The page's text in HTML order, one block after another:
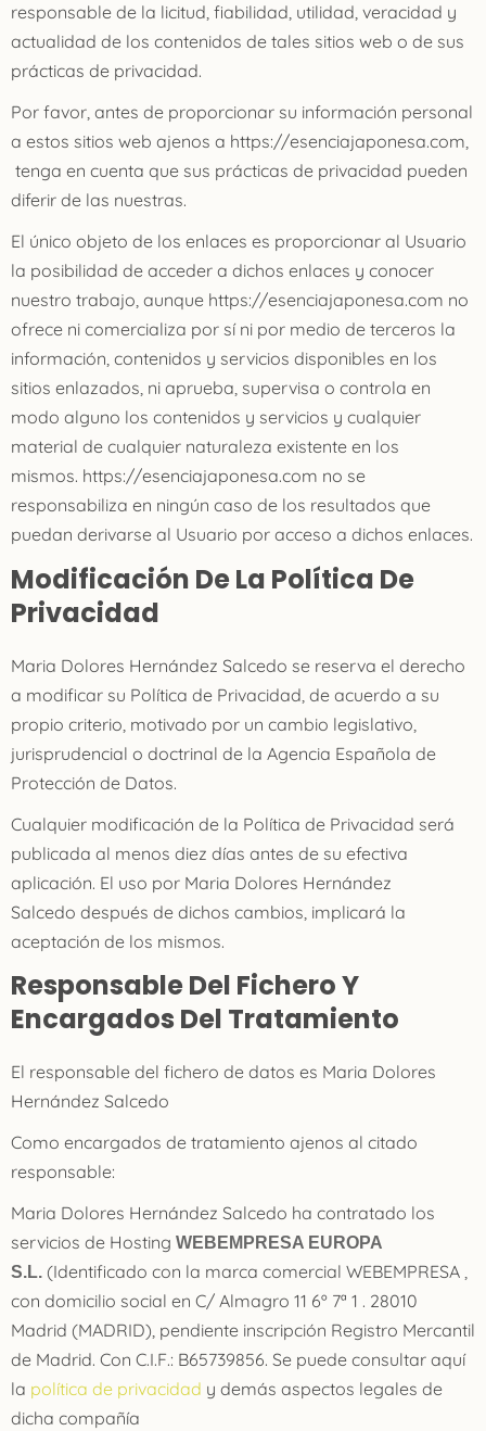
responsable de la licitud, fiabilidad, utilidad, veracidad y
actualidad de los contenidos de tales sitios web o de sus
prácticas de privacidad.
Por favor, antes de proporcionar su información personal
a estos sitios web ajenos a https://esenciajaponesa.com,
tenga en cuenta que sus prácticas de privacidad pueden
diferir de las nuestras.
El único objeto de los enlaces es proporcionar al Usuario
la posibilidad de acceder a dichos enlaces y conocer
nuestro trabajo, aunque https://esenciajaponesa.com no
ofrece ni comercializa por sí ni por medio de terceros la
información, contenidos y servicios disponibles en los
sitios enlazados, ni aprueba, supervisa o controla en
modo alguno los contenidos y servicios y cualquier
material de cualquier naturaleza existente en los
mismos. https://esenciajaponesa.com no se
responsabiliza en ningún caso de los resultados que
puedan derivarse al Usuario por acceso a dichos enlaces.
Modificación De La Política De
Privacidad
Maria Dolores Hernández Salcedo se reserva el derecho
a modificar su Política de Privacidad, de acuerdo a su
propio criterio, motivado por un cambio legislativo,
jurisprudencial o doctrinal de la Agencia Española de
Protección de Datos.
Cualquier modificación de la Política de Privacidad será
publicada al menos diez días antes de su efectiva
aplicación. El uso por Maria Dolores Hernández
Salcedo después de dichos cambios, implicará la
aceptación de los mismos.
Responsable Del Fichero Y
Encargados Del Tratamiento
El responsable del fichero de datos es Maria Dolores
Hernández Salcedo
Como encargados de tratamiento ajenos al citado
responsable:
Maria Dolores Hernández Salcedo ha contratado los
servicios de Hosting WEBEMPRESA EUROPA
S.L. (Identificado con la marca comercial WEBEMPRESA ,
con domicilio social en C/ Almagro 11 6º 7ª 1 . 28010
Madrid (MADRID), pendiente inscripción Registro Mercantil
de Madrid. Con C.I.F.: B65739856. Se puede consultar aquí
la política de privacidad y demás aspectos legales de
dicha compañía